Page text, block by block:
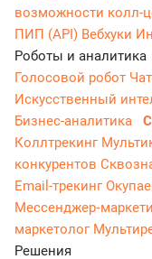
возможности колл-
ПИП (API) Вебхуки
Роботы и аналитика
Голосовой робот
Искусственный
Бизнес-аналитика
Коллтрекинг
конкурентов
Email-трекинг
маркетолог
Решения